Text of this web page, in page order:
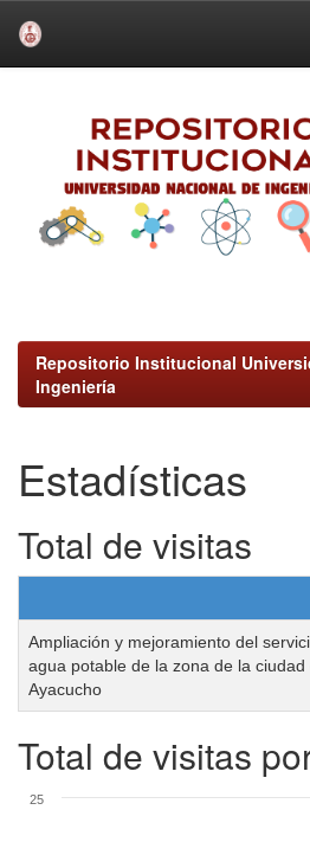
Repositorio Institucional
Ingeniería
Estadísticas
Total de visitas
Ampliación y mejoramiento del
agua potable de la zona de la ciudad
Ayacucho
Total de visitas
25